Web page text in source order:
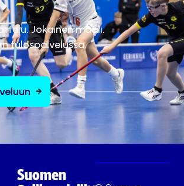
Jokainen maali.
tulospalvelussa.
Suomen